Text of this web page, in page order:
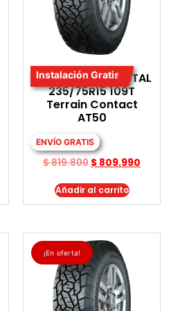
Instalación Gratis
LLANTA CONTINENTAL
235/75R15 109T
Terrain Contact
AT50
ENVÍO GRATIS
$819.800 $ 809.990
Añadir al carrito
¡En oferta!